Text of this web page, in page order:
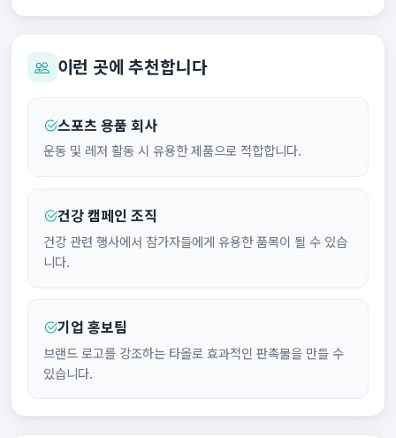
이런 곳에 추천합니다
스포츠 용품 회사
운동 및 레저 활동 시 유용한 제품으로 적합합니다.
건강 캠페인 조직
건강 관련 행사에서 참가자들에게 유용한 품목이 될 수 있습
니다.
기업 홍보팀
브랜드 로고를 강조하는 타올로 효과적인 판촉물을 만들 수
있습니다.